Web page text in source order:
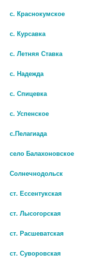
2 321 руб.
© Городская аптека -
с. Краснокумское
с. Курсавка
с. Летняя Ставка
с. Надежда
с. Спицевка
с. Успенское
с.Пелагиада
село Балахоновское
Солнечнодольск
ст. Ессентукская
ст. Лысогорская
ст. Расшеватская
ст. Суворовская